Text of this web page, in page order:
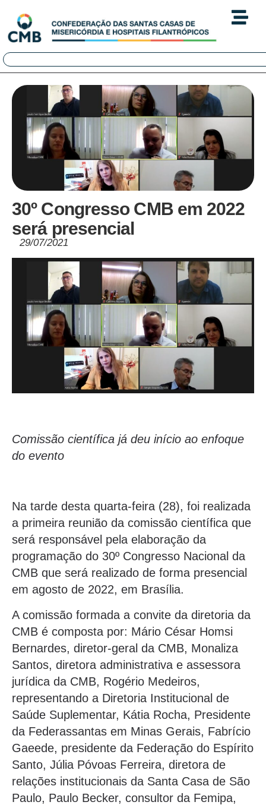
30º Congresso CMB em 2022
será presencial
29/07/2021
Comissão científica já deu início ao enfoque
do evento
Na tarde desta quarta-feira (28), foi realizada
a primeira reunião da comissão científica que
será responsável pela elaboração da
programação do 30º Congresso Nacional da
CMB que será realizado de forma presencial
em agosto de 2022, em Brasília.
A comissão formada a convite da diretoria da
CMB é composta por: Mário César Homsi
Bernardes, diretor-geral da CMB, Monaliza
Santos, diretora administrativa e assessora
jurídica da CMB, Rogério Medeiros,
representando a Diretoria Institucional de
Saúde Suplementar, Kátia Rocha, Presidente
da Federassantas em Minas Gerais, Fabrício
Gaeede, presidente da Federação do Espírito
Santo, Júlia Póvoas Ferreira, diretora de
relações institucionais da Santa Casa de São
Paulo, Paulo Becker, consultor da Femipa,